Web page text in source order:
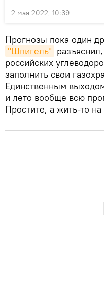
2 мая 2022, 10:39
Прогнозы пока один
"Шпигель"
российских
заполнить свои
Единственным
и лето вообще всю
Простите, а жить-то на